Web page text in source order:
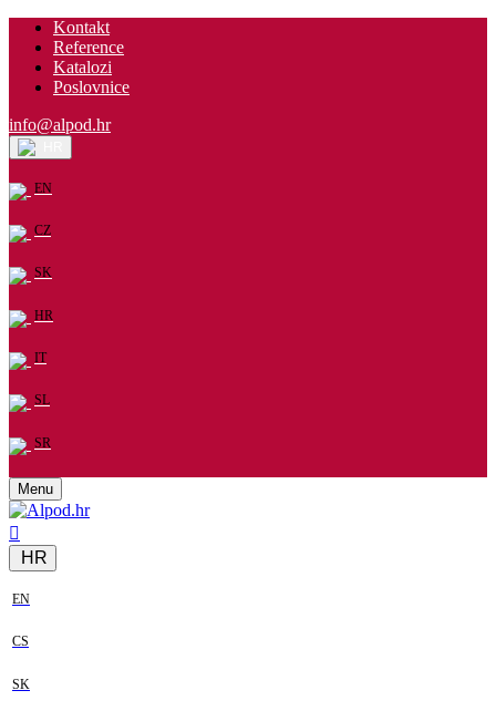
Kontakt
Reference
Katalozi
Poslovnice
info@alpod.hr
EN
CZ
SK
HR
IT
SL
SR
Menu
HR
EN
CS
SK